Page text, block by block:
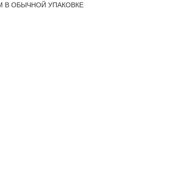
В ОБЫЧНОЙ УПАКОВКЕ